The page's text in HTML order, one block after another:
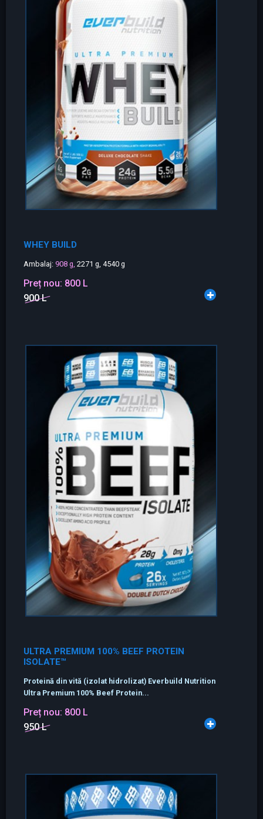
WHEY BUILD
Ambalaj: 908 g, 2271 g, 4540 g
Preț nou: 800 L
900 L
ULTRA PREMIUM 100% BEEF PROTEIN
ISOLATE™
Proteină din vită (izolat hidrolizat) Everbuild Nutrition
Ultra Premium 100% Beef Protein...
Preț nou: 800 L
950 L